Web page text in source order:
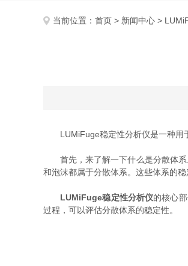
当前位置： 首页 > 新闻中心 >
LUMiFuge稳定性分析仪是一种用于
首先，来了解一下什么是分散体系
和泡沫都属于分散体系。这些体系的
LUMiFuge稳定性分析仪的核心
过程，可以评估分散体系的稳定性。